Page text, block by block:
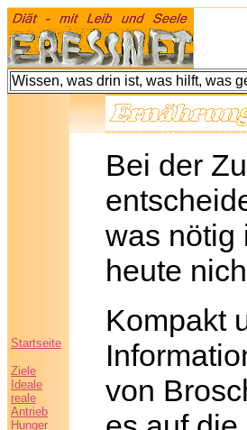
Wissen, was drin ist, was hilft, was
Bei der
was nötig
heute
Kompakt
von
Startseite
Ziele
Ideale
reale
Antrieb
Hunger